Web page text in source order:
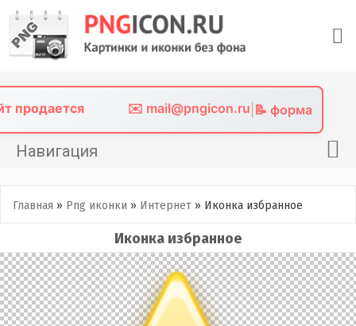
content
продается ✉️ mail@pngicon.ru 📝 форма
Навигация
Png иконки
Картинки без фона
Фото без фона
Контакты
Главная » Png иконки » Интернет » Иконка избранное
Иконка избранное